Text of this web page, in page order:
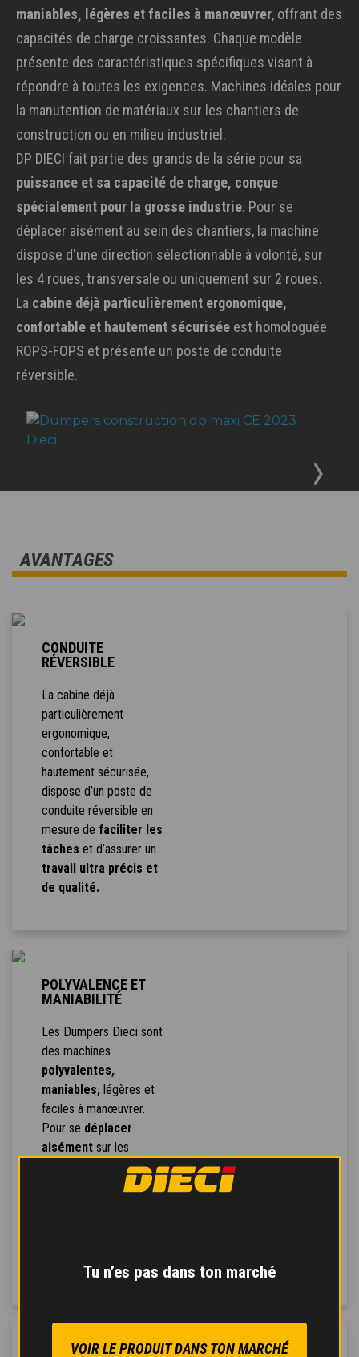
Tu n’es pas dans ton marché
VOIR LE PRODUIT DANS TON MARCHÉ
maniables, légères et faciles à manœuvrer, offrant des
capacités de charge croissantes. Chaque modèle
présente des caractéristiques spécifiques visant à
répondre à toutes les exigences. Machines idéales pour
la manutention de matériaux sur les chantiers de
construction ou en milieu industriel.
DP DIECI fait partie des grands de la série pour sa
puissance et sa capacité de charge, conçue
spécialement pour la grosse industrie. Pour se
déplacer aisément au sein des chantiers, la machine
dispose d'une direction sélectionnable à volonté, sur
les 4 roues, transversale ou uniquement sur 2 roues.
La cabine déjà particulièrement ergonomique,
confortable et hautement sécurisée est homologuée
ROPS-FOPS et présente un poste de conduite
réversible.
AVANTAGES
CONDUITE
RÉVERSIBLE
La cabine déjà
particulièrement
ergonomique,
confortable et
hautement sécurisée,
dispose d’un poste de
conduite réversible en
mesure de faciliter les
tâches et d’assurer un
travail ultra précis et
de qualité.
POLYVALENCE ET
MANIABILITÉ
Les Dumpers Dieci sont
des machines
polyvalentes,
maniables,légères et
faciles à manœuvrer.
Pour se déplacer
aisémentsur les
chantiers, la machine
dispose d'une direction
uniquement sur 2 roues.